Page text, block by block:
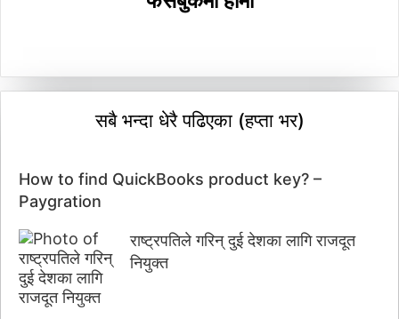
सबै भन्दा धेरै पढिएका (हप्ता भर)
How to find QuickBooks product key? –
Paygration
राष्ट्रपतिले गरिन् दुई देशका लागि राजदूत
नियुक्त